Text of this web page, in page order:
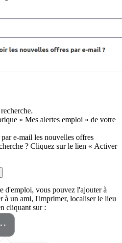
« Mes alertes emploi » de votre
e-mail les nouvelles offres
? Cliquez sur le lien « Activer
d'emploi, vous pouvez l'ajouter à
à un ami, l'imprimer, localiser le lieu
cliquant sur :